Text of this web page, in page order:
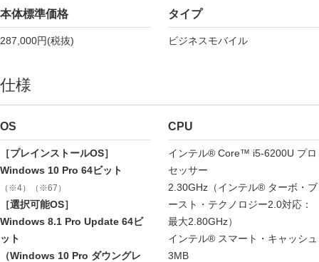
本体標準価格
287,000円(税抜)
タイプ
ビジネスモバイル
仕様
OS
［プレインストールOS］
Windows 10 Pro 64ビット
（※4）（※67）
［選択可能OS］
Windows 8.1 Pro Update 64ビ
ット
（Windows 10 Pro ダウングレ
CPU
インテル® Core™ i5-6200U プロ
セッサー
2.30GHz（インテル® ターボ・ブ
ースト・テクノロジー2.0対応：
最大2.80GHz）
インテル® スマート・キャッシュ
3MB